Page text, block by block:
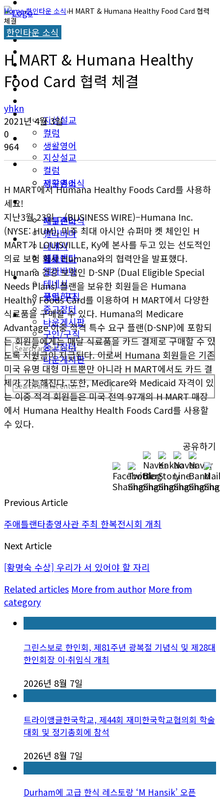
교계소식
한인타운 소식
이민뉴스
지상설교
컬럼
생활영어
미국뉴스
지구촌소식
애틀랜타
앨라바마
테네시
플로리다
생활안내
구인/구직
중고장터
타운게시판
캐롤라이나 뉴스
교계소식
한인타운 소식
이민뉴스
오피니언
지상설교
컬럼
생활영어
지구촌소식
동남부
애틀랜타
앨라바마
테네시
플로리다
생활안내
구인/구직
중고장터
타운게시판
Home›한인타운 소식›H MART & Humana Healthy Food Card 협력
체결
한인타운 소식
H MART & Humana Healthy
Food Card 협력 체결
yhkn
2021년 4월 3일
0
964
H MART에서 Humana Healthy Foods Card를 사용하
세요!
지난3월 23일 – (BUSINESS WIRE)–Humana Inc.
(NYSE: HUM), 미주 최대 아시안 슈퍼마 켓 체인인 H
MART가 LOUISVILLE, Ky에 본사를 두고 있는 선도적인
의료 보험 회사 Humana와의 협력안을 발표했다.
Humana 건강 보험인 D-SNP (Dual Eligible Special
Needs Plans) 플랜을 보유한 회원들은 Humana
Healthy Foods Card를 이용하여 H MART에서 다양한
식료품을 구매할 수 있다. Humana의 Medicare
Advantage 이중 적격 특수 요구 플랜(D-SNP)에 포함되
는 회원들에게는 매달 식료품을 카드 결제로 구매할 수 있
도록 지원금이 지급된다. 이로써 Humana 회원들은 기존
미국 유명 대형 마트뿐만 아니라 H MART에서도 카드 결
제가 가능해진다. 또한, Medicare와 Medicaid 자격이 있
는 이중 적격 회원들은 미국 전역 97개의 H MART 매장
에서 Humana Healthy Health Foods Card를 사용할
수 있다.
공유하기
Previous Article
주애틀랜타총영사관 주최 한복전시회 개최
Next Article
[황명숙 수상] 우리가 서 있어야 할 자리
Related articles More from author More from
category
그린스보로 한인회, 제81주년 광복절 기념식 및 제28대
한인회장 이·취임식 개최
2026년 8월 7일
트라이앵글한국학교, 제44회 재미한국학교협의회 학술
대회 및 정기총회에 참석
2026년 8월 7일
Durham에 고급 한식 레스토랑 ‘M Hansik’ 오픈